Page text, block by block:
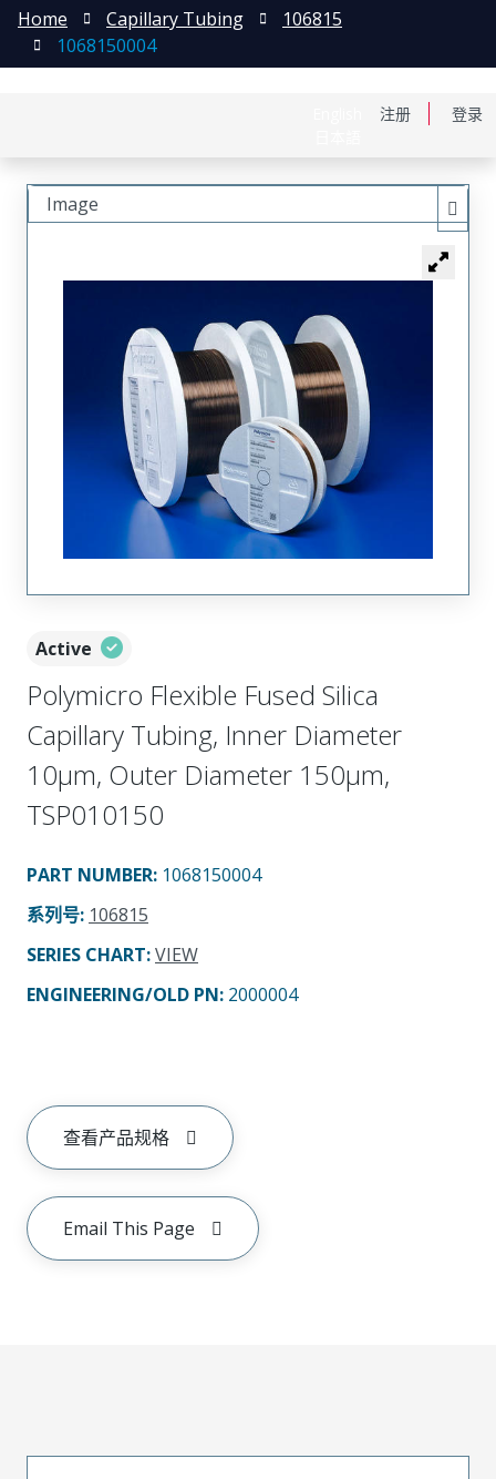
注册 登录
Home Capillary Tubing
106815
1068150004
Active
Polymicro Flexible Fused Silica
Capillary Tubing, Inner Diameter
10µm, Outer Diameter 150µm,
TSP010150
PART NUMBER: 1068150004
系列号: 106815
SERIES CHART:VIEW
ENGINEERING/OLD PN: 2000004
查看产品规格
Email This Page
Image